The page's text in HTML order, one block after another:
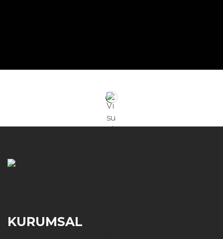
KURUMSAL